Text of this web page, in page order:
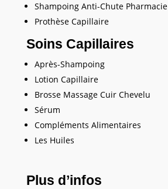
Shampoing Anti-Chute Pharmacie
Prothèse Capillaire
Soins Capillaires
Après-Shampoing
Lotion Capillaire
Brosse Massage Cuir Chevelu
Sérum
Compléments Alimentaires
Les Huiles
Plus d’infos